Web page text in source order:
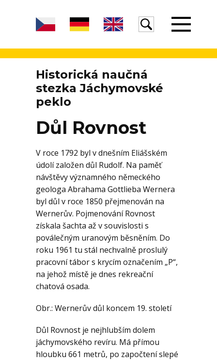
Geologie
Kontakt
Historická naučná
stezka Jáchymovské
peklo
Důl Rovnost
V roce 1792 byl v dnešním Eliášském
údolí založen důl Rudolf. Na paměť
návštěvy významného německého
geologa Abrahama Gottlieba Wernera
byl důl v roce 1850 přejmenován na
Wernerův. Pojmenování Rovnost
získala šachta až v souvislosti s
poválečným uranovým běsněním. Do
roku 1961 tu stál nechvalně proslulý
pracovní tábor s krycím označením „P“,
na jehož místě je dnes rekreační
chatová osada.
Obr.: Wernerův důl koncem 19. století
Důl Rovnost je nejhlubším dolem
jáchymovského revíru. Má přímou
hloubku 661 metrů, po započtení slepé